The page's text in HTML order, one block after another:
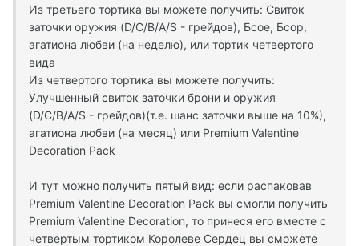
Из третьего тортика вы можете получить: Свиток
заточки оружия (D/C/B/A/S - грейдов), Бсое, Бсор,
агатиона любви (на неделю), или тортик четвертого
вида
Из четвертого тортика вы можете получить:
Улучшенный свиток заточки брони и оружия
(D/C/B/A/S - грейдов)(т.е. шанс заточки выше на 10%),
агатиона любви (на месяц) или Premium Valentine
Decoration Pack
И тут можно получить пятый вид: если распаковав
Premium Valentine Decoration Pack вы смогли получить
Premium Valentine Decoration, то принеся его вместе с
четвертым тортиком Королеве Сердец вы сможете